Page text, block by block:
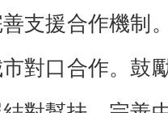
援合作機制
對口合作。鼓